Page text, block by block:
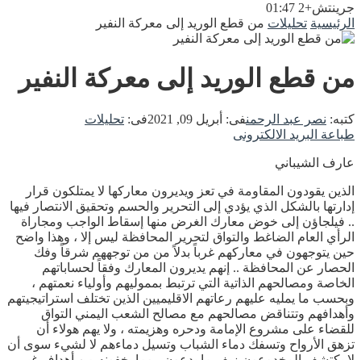
جرينتش+2 01:47
الرئيسية تحليلات من قطع الوريد إلى معركة النفير
من قطع الوريد إلى معركة النفير
كتبه: نصر عبد الرحمنفى: أبريل 09, 2021 فى: تحليلات
طباعة البريد الالكترونى
عارف الشيباني
الذين يقودون المقاومة في تعز ويديرون معاركها لا يمتلكون قرار
إدارتها بالشكل الذي يؤدي إلى التحرير والحسم وتحقيق الانتصار فيها
.. فيلجاؤن إلى خوض معارك الغرض منها إسقاط الواجب ومجاراة
الرأي العام الضاغط والتواق لتحرير المحافظة ليس إلا ، وهذا واضح
حين يتوجهون في معاركهم غرباً بدلاً من من توجههم شرقاً وفك
الحصار عن المحافظة .. إنهم يديرون المعارك وفقاً لحساباتهم
الخاصة ومصالحهم الذاتية التي ترتبط بمموليهم وأولياء نعمتهم ،
وبحسب ما يمليه عليهم رعاتهم الاقليميين الذين تختلف استراتيجيتهم
وأهدافهم وتتناقض مصالحهم مع مصالح الشعب اليمني التواق
للقضاء على مشروع الإمامة ودحره وهزيمته ، ولا يهم هولاء أن
تزهق الأرواح وتسفك دماء الشباب وتسيل دماءهم لا لشيء سوى أن